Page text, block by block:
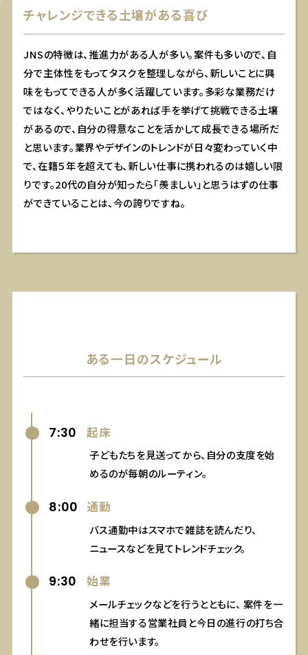
チャレンジできる土壌がある喜び
JNSの特徴は、推進力がある人が多い。案件も多いので、自
分で主体性をもってタスクを整理しながら、新しいことに興
味をもってできる人が多く活躍しています。多彩な業務だけ
ではなく、やりたいことがあれば手を挙げて挑戦できる土壌
があるので、自分の得意なことを活かして成長できる場所だ
と思います。業界やデザインのトレンドが日々変わっていく中
で、在籍５年を超えても、新しい仕事に携われるのは嬉しい限
りです。20代の自分が知ったら「羨ましい」と思うはずの仕事
ができていることは、今の誇りですね。
ある一日のスケジュール
7:30 起床
子どもたちを見送ってから、自分の支度を始
めるのが毎朝のルーティン。
8:00 通勤
バス通勤中はスマホで雑誌を読んだり、
ニュースなどを見てトレンドチェック。
9:30 始業
メールチェックなどを行うとともに、 案件を一
緒に担当する営業社員と今日の進行の打ち合
わせを行います。